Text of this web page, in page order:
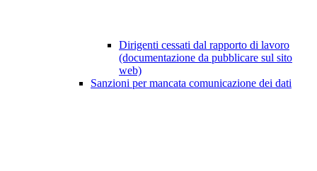
Dirigenti cessati dal rapporto di lavoro
(documentazione da pubblicare sul sito
web)
Sanzioni per mancata comunicazione dei dati